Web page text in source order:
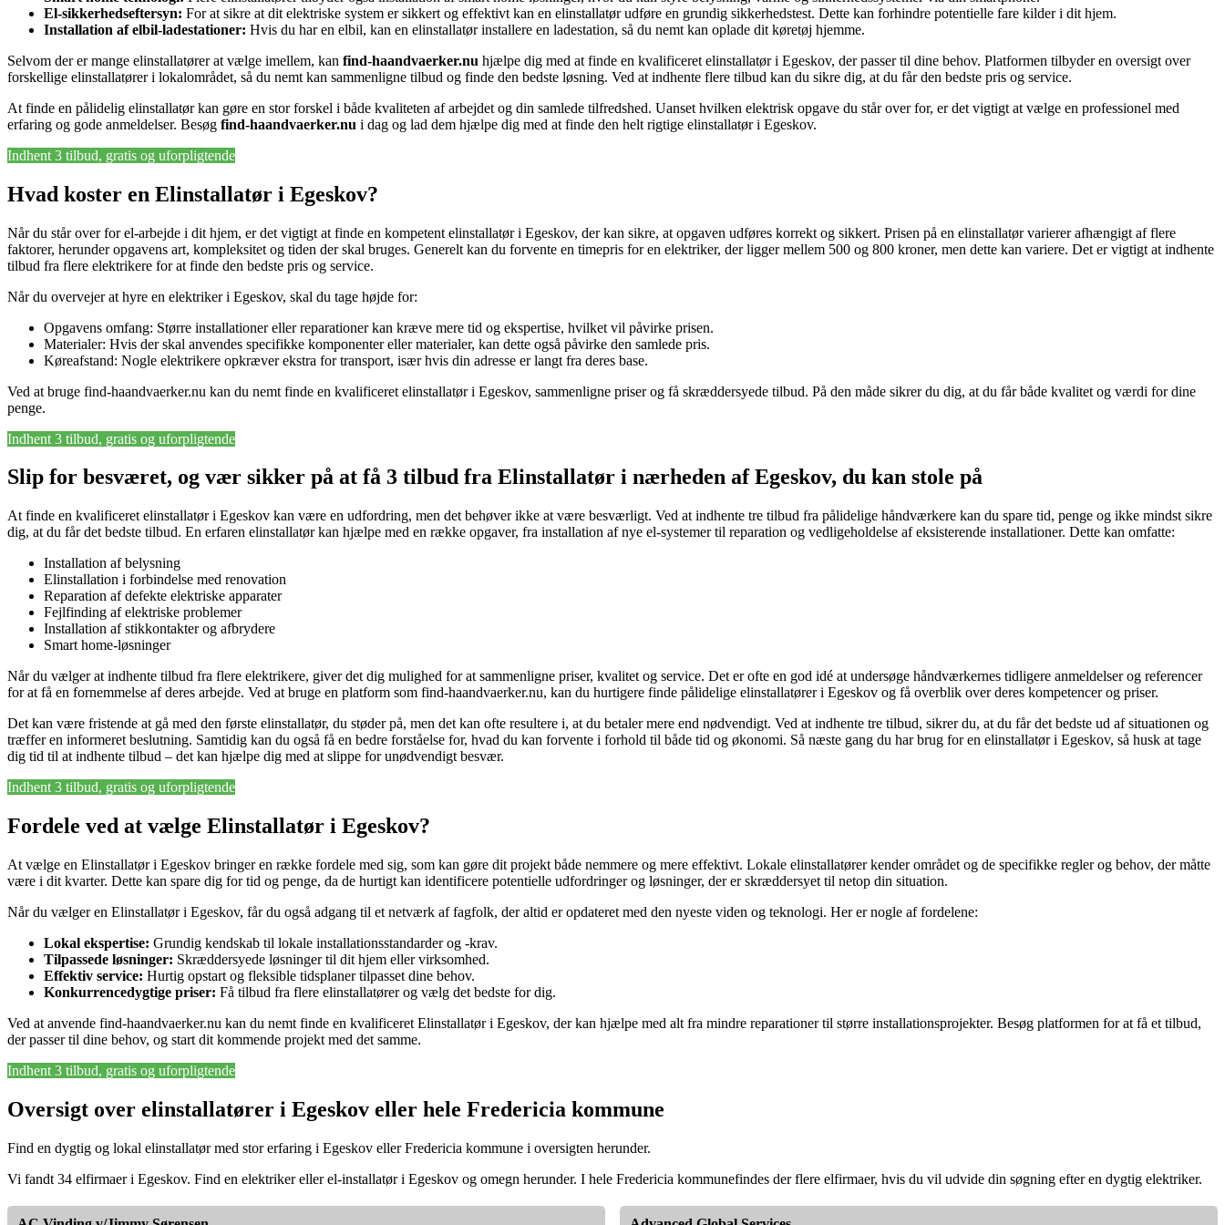
El-sikkerhedseftersyn: For at sikre at dit elektriske system er sikkert og effektivt kan en elinstallatør udføre en grundig sikkerhedstest. Dette kan forhindre potentielle fare kilder i dit hjem.
Installation af elbil-ladestationer: Hvis du har en elbil, kan en elinstallatør installere en ladestation, så du nemt kan oplade dit køretøj hjemme.
Selvom der er mange elinstallatører at vælge imellem, kan find-haandvaerker.nu hjælpe dig med at finde en kvalificeret elinstallatør i Egeskov, der passer til dine behov. Platformen tilbyder en oversigt over
forskellige elinstallatører i lokalområdet, så du nemt kan sammenligne tilbud og finde den bedste løsning. Ved at indhente flere tilbud kan du sikre dig, at du får den bedste pris og service.
At finde en pålidelig elinstallatør kan gøre en stor forskel i både kvaliteten af arbejdet og din samlede tilfredshed. Uanset hvilken elektrisk opgave du står over for, er det vigtigt at vælge en professionel med
erfaring og gode anmeldelser. Besøg find-haandvaerker.nu i dag og lad dem hjælpe dig med at finde den helt rigtige elinstallatør i Egeskov.
Indhent 3 tilbud, gratis og uforpligtende
Hvad koster en Elinstallatør i Egeskov?
Når du står over for el-arbejde i dit hjem, er det vigtigt at finde en kompetent elinstallatør i Egeskov, der kan sikre, at opgaven udføres korrekt og sikkert. Prisen på en elinstallatør varierer afhængigt af flere
faktorer, herunder opgavens art, kompleksitet og tiden der skal bruges. Generelt kan du forvente en timepris for en elektriker, der ligger mellem 500 og 800 kroner, men dette kan variere. Det er vigtigt at indhente
tilbud fra flere elektrikere for at finde den bedste pris og service.
Når du overvejer at hyre en elektriker i Egeskov, skal du tage højde for:
Opgavens omfang: Større installationer eller reparationer kan kræve mere tid og ekspertise, hvilket vil påvirke prisen.
Materialer: Hvis der skal anvendes specifikke komponenter eller materialer, kan dette også påvirke den samlede pris.
Køreafstand: Nogle elektrikere opkræver ekstra for transport, især hvis din adresse er langt fra deres base.
Ved at bruge find-haandvaerker.nu kan du nemt finde en kvalificeret elinstallatør i Egeskov, sammenligne priser og få skræddersyede tilbud. På den måde sikrer du dig, at du får både kvalitet og værdi for dine
penge.
Indhent 3 tilbud, gratis og uforpligtende
Slip for besværet, og vær sikker på at få 3 tilbud fra Elinstallatør i nærheden af Egeskov, du kan stole på
At finde en kvalificeret elinstallatør i Egeskov kan være en udfordring, men det behøver ikke at være besværligt. Ved at indhente tre tilbud fra pålidelige håndværkere kan du spare tid, penge og ikke mindst sikre
dig, at du får det bedste tilbud. En erfaren elinstallatør kan hjælpe med en række opgaver, fra installation af nye el-systemer til reparation og vedligeholdelse af eksisterende installationer. Dette kan omfatte:
Installation af belysning
Elinstallation i forbindelse med renovation
Reparation af defekte elektriske apparater
Fejlfinding af elektriske problemer
Installation af stikkontakter og afbrydere
Smart home-løsninger
Når du vælger at indhente tilbud fra flere elektrikere, giver det dig mulighed for at sammenligne priser, kvalitet og service. Det er ofte en god idé at undersøge håndværkernes tidligere anmeldelser og referencer
for at få en fornemmelse af deres arbejde. Ved at bruge en platform som find-haandvaerker.nu, kan du hurtigere finde pålidelige elinstallatører i Egeskov og få overblik over deres kompetencer og priser.
Det kan være fristende at gå med den første elinstallatør, du støder på, men det kan ofte resultere i, at du betaler mere end nødvendigt. Ved at indhente tre tilbud, sikrer du, at du får det bedste ud af situationen og
træffer en informeret beslutning. Samtidig kan du også få en bedre forståelse for, hvad du kan forvente i forhold til både tid og økonomi. Så næste gang du har brug for en elinstallatør i Egeskov, så husk at tage
dig tid til at indhente tilbud – det kan hjælpe dig med at slippe for unødvendigt besvær.
Indhent 3 tilbud, gratis og uforpligtende
Fordele ved at vælge Elinstallatør i Egeskov?
At vælge en Elinstallatør i Egeskov bringer en række fordele med sig, som kan gøre dit projekt både nemmere og mere effektivt. Lokale elinstallatører kender området og de specifikke regler og behov, der måtte
være i dit kvarter. Dette kan spare dig for tid og penge, da de hurtigt kan identificere potentielle udfordringer og løsninger, der er skræddersyet til netop din situation.
Når du vælger en Elinstallatør i Egeskov, får du også adgang til et netværk af fagfolk, der altid er opdateret med den nyeste viden og teknologi. Her er nogle af fordelene:
Lokal ekspertise: Grundig kendskab til lokale installationsstandarder og -krav.
Tilpassede løsninger: Skræddersyede løsninger til dit hjem eller virksomhed.
Effektiv service: Hurtig opstart og fleksible tidsplaner tilpasset dine behov.
Konkurrencedygtige priser: Få tilbud fra flere elinstallatører og vælg det bedste for dig.
Ved at anvende find-haandvaerker.nu kan du nemt finde en kvalificeret Elinstallatør i Egeskov, der kan hjælpe med alt fra mindre reparationer til større installationsprojekter. Besøg platformen for at få et tilbud,
der passer til dine behov, og start dit kommende projekt med det samme.
Indhent 3 tilbud, gratis og uforpligtende
Oversigt over elinstallatører i Egeskov eller hele Fredericia kommune
Find en dygtig og lokal elinstallatør med stor erfaring i Egeskov eller Fredericia kommune i oversigten herunder.
Vi fandt 34 elfirmaer i Egeskov. Find en elektriker eller el-installatør i Egeskov og omegn herunder. I hele Fredericia kommunefindes der flere elfirmaer, hvis du vil udvide din søgning efter en dygtig elektriker.